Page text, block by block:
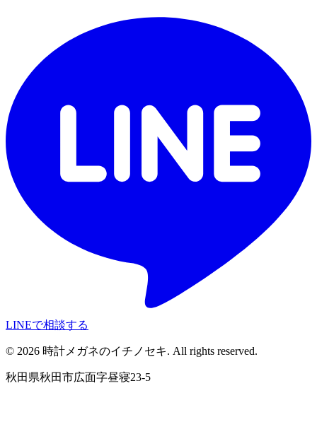
LINEで相談する
© 2026 時計メガネのイチノセキ. All rights reserved.
秋田県秋田市広面字昼寝23-5